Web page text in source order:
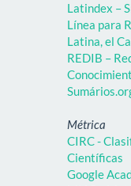
Latindex –
Línea para
Latina, el
REDIB –
Métrica
CIRC -
Científicas
Google